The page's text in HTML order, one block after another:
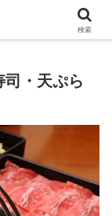
サイト
・天ぷら
検索